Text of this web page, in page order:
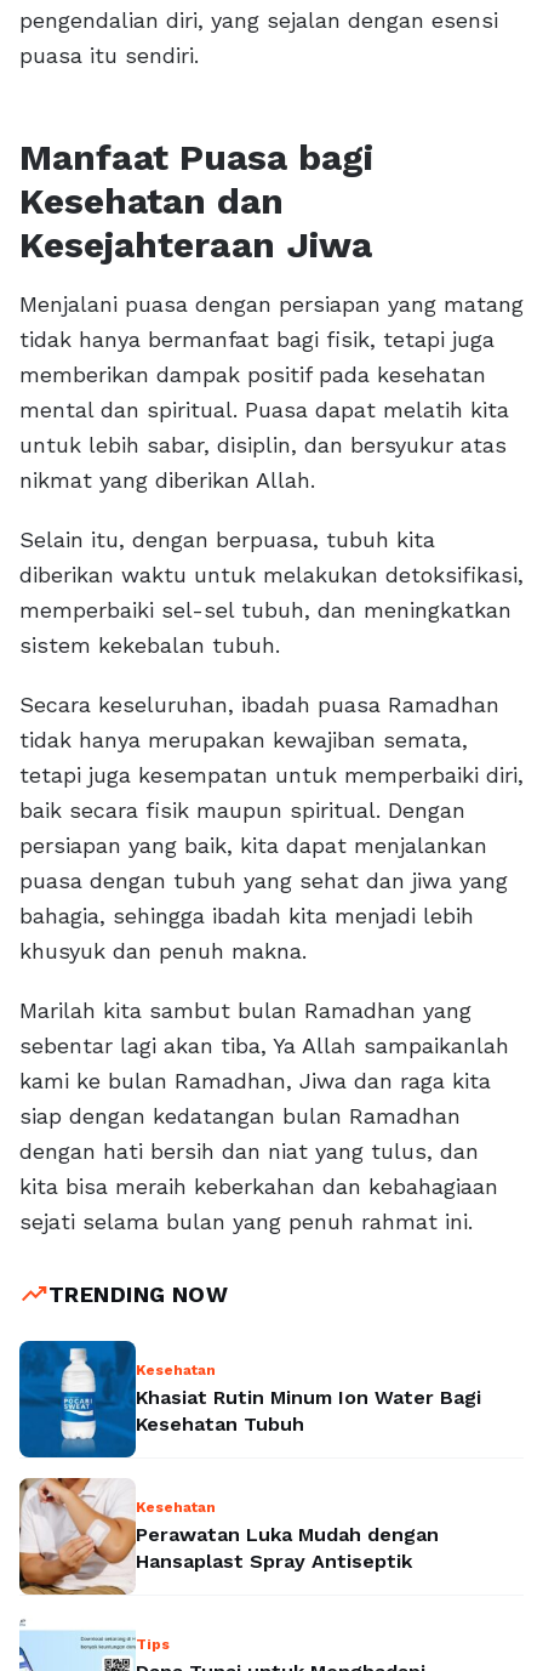
pengendalian diri, yang sejalan dengan esensi
puasa itu sendiri.
Manfaat Puasa bagi
Kesehatan dan
Kesejahteraan Jiwa
Menjalani puasa dengan persiapan yang matang
tidak hanya bermanfaat bagi fisik, tetapi juga
memberikan dampak positif pada kesehatan
mental dan spiritual. Puasa dapat melatih kita
untuk lebih sabar, disiplin, dan bersyukur atas
nikmat yang diberikan Allah.
Selain itu, dengan berpuasa, tubuh kita
diberikan waktu untuk melakukan detoksifikasi,
memperbaiki sel-sel tubuh, dan meningkatkan
sistem kekebalan tubuh.
Secara keseluruhan, ibadah puasa Ramadhan
tidak hanya merupakan kewajiban semata,
tetapi juga kesempatan untuk memperbaiki diri,
baik secara fisik maupun spiritual. Dengan
persiapan yang baik, kita dapat menjalankan
puasa dengan tubuh yang sehat dan jiwa yang
bahagia, sehingga ibadah kita menjadi lebih
khusyuk dan penuh makna.
Marilah kita sambut bulan Ramadhan yang
sebentar lagi akan tiba, Ya Allah sampaikanlah
kami ke bulan Ramadhan, Jiwa dan raga kita
siap dengan kedatangan bulan Ramadhan
dengan hati bersih dan niat yang tulus, dan
kita bisa meraih keberkahan dan kebahagiaan
sejati selama bulan yang penuh rahmat ini.
trending_upTRENDING NOW
Kesehatan
Khasiat Rutin Minum Ion Water Bagi
Kesehatan Tubuh
Kesehatan
Perawatan Luka Mudah dengan
Hansaplast Spray Antiseptik
Tips